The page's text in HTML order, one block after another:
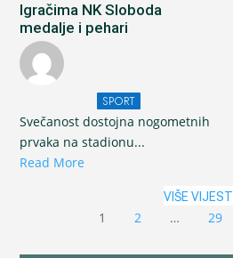
Igračima NK Sloboda
medalje i pehari
SPORT
Svečanost dostojna nogometnih
prvaka na stadionu...
Read More
VIŠE VIJESTI
1 2 … 29